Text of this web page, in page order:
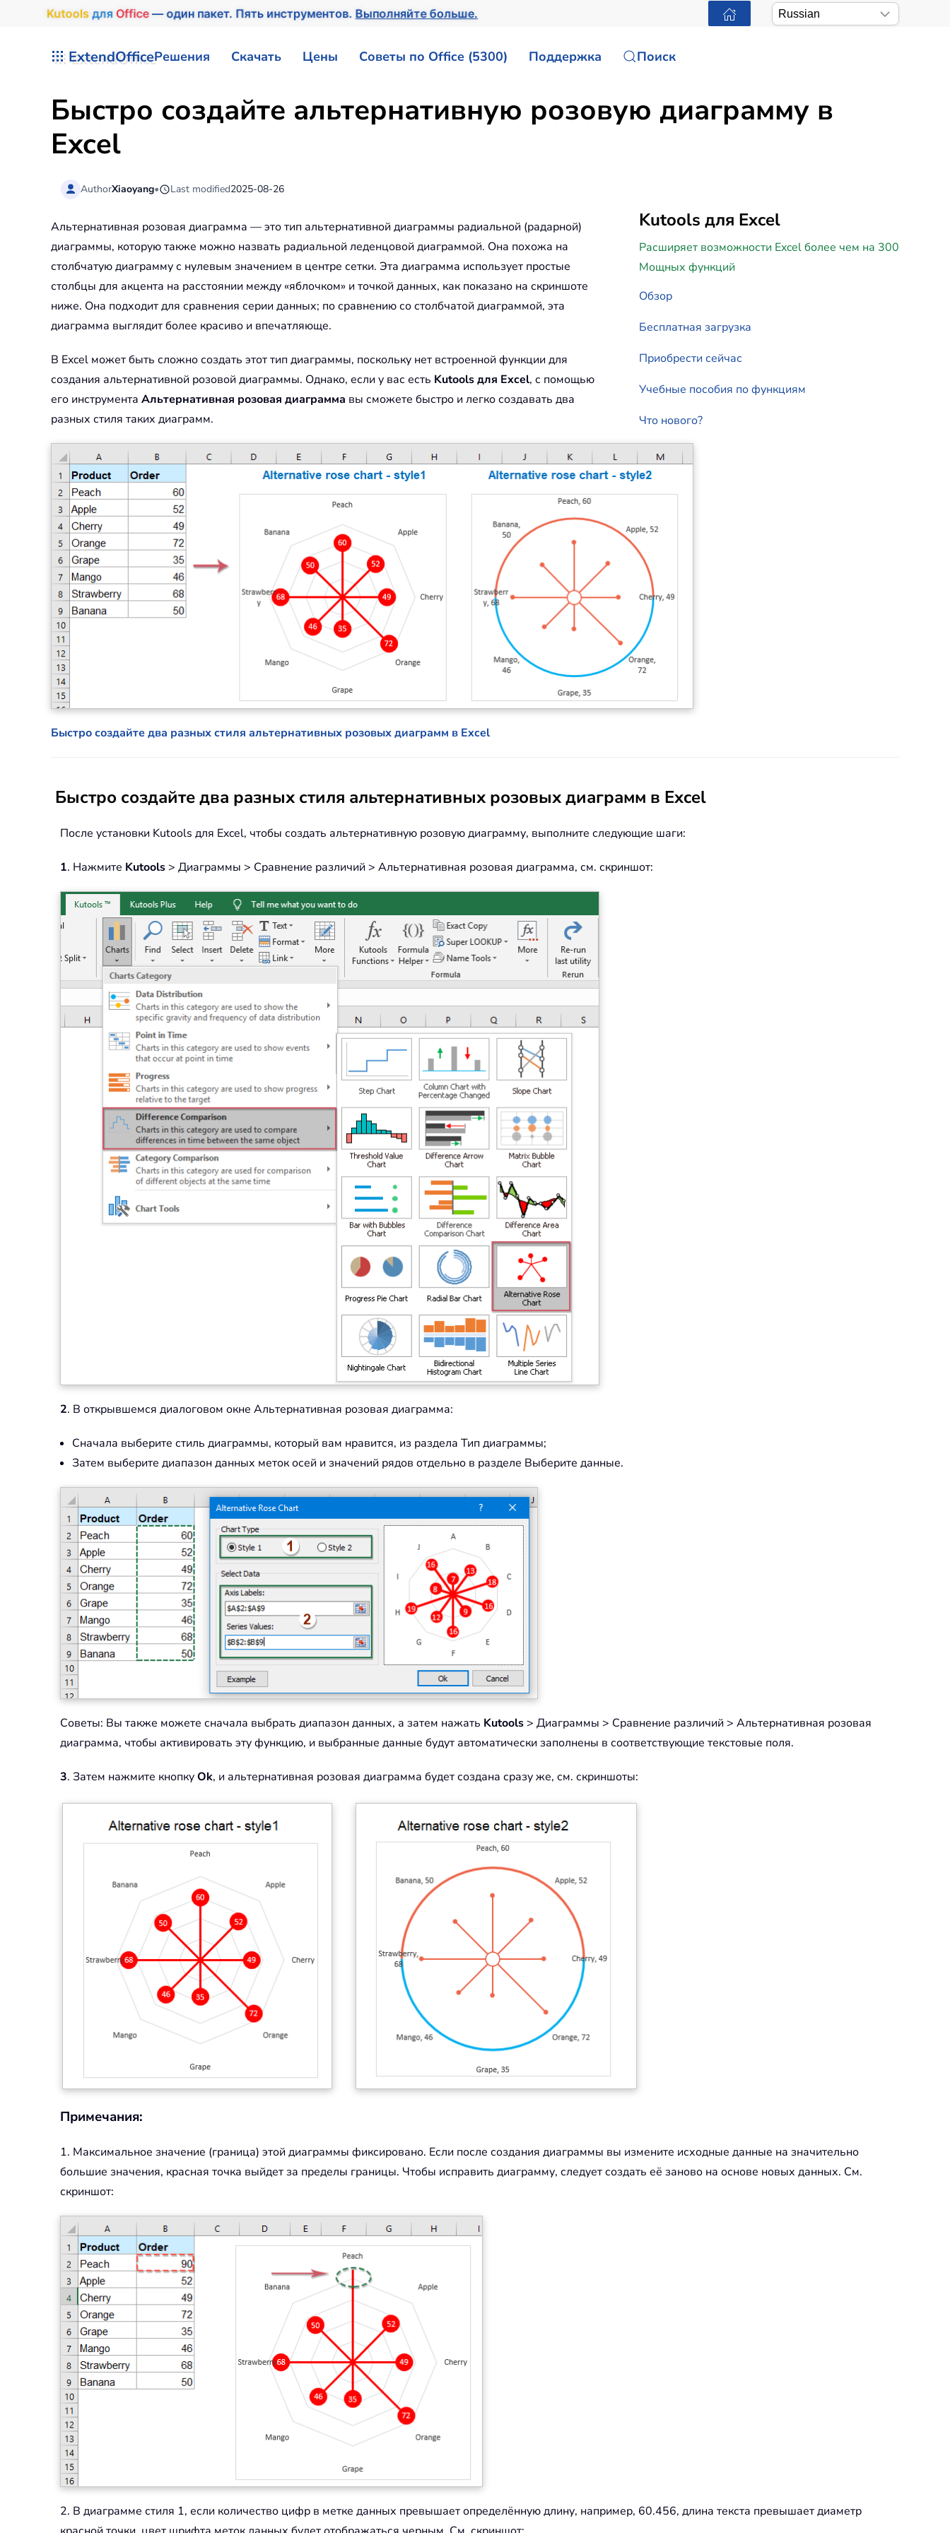
Kutoolsдля Office— один пакет. Пять инструментов. Выполняйте больше.
ExtendOfficeРешения Скачать Цены Советы по Office (5300) Поддержка Поиск
Быстро создайте альтернативную розовую диаграмму в
Excel
AuthorXiaoyang• Last modified2025-08-26
Kutools для Excel
Расширяет возможности Excel более чем на 300
Мощных функций
Обзор
Бесплатная загрузка
Приобрести сейчас
Учебные пособия по функциям
Что нового?
Альтернативная розовая диаграмма — это тип альтернативной диаграммы радиальной (радарной)
диаграммы, которую также можно назвать радиальной леденцовой диаграммой. Она похожа на
столбчатую диаграмму с нулевым значением в центре сетки. Эта диаграмма использует простые
столбцы для акцента на расстоянии между «яблочком» и точкой данных, как показано на скриншоте
ниже. Она подходит для сравнения серии данных; по сравнению со столбчатой диаграммой, эта
диаграмма выглядит более красиво и впечатляюще.
В Excel может быть сложно создать этот тип диаграммы, поскольку нет встроенной функции для
создания альтернативной розовой диаграммы. Однако, если у вас есть Kutools для Excel, с помощью
его инструмента Альтернативная розовая диаграмма вы сможете быстро и легко создавать два
разных стиля таких диаграмм.
Быстро создайте два разных стиля альтернативных розовых диаграмм в Excel
Быстро создайте два разных стиля альтернативных розовых диаграмм в Excel
После установки Kutools для Excel, чтобы создать альтернативную розовую диаграмму, выполните следующие шаги:
1. Нажмите Kutools > Диаграммы > Сравнение различий > Альтернативная розовая диаграмма, см. скриншот:
2. В открывшемся диалоговом окне Альтернативная розовая диаграмма:
Сначала выберите стиль диаграммы, который вам нравится, из раздела Тип диаграммы;
Затем выберите диапазон данных меток осей и значений рядов отдельно в разделе Выберите данные.
Советы: Вы также можете сначала выбрать диапазон данных, а затем нажать Kutools > Диаграммы > Сравнение различий > Альтернативная розовая
диаграмма, чтобы активировать эту функцию, и выбранные данные будут автоматически заполнены в соответствующие текстовые поля.
3. Затем нажмите кнопкуOk, и альтернативная розовая диаграмма будет создана сразу же, см. скриншоты:
Примечания:
1. Максимальное значение (граница) этой диаграммы фиксировано. Если после создания диаграммы вы измените исходные данные на значительно
большие значения, красная точка выйдет за пределы границы. Чтобы исправить диаграмму, следует создать её заново на основе новых данных. См.
скриншот:
2. В диаграмме стиля 1, если количество цифр в метке данных превышает определённую длину, например, 60.456, длина текста превышает диаметр